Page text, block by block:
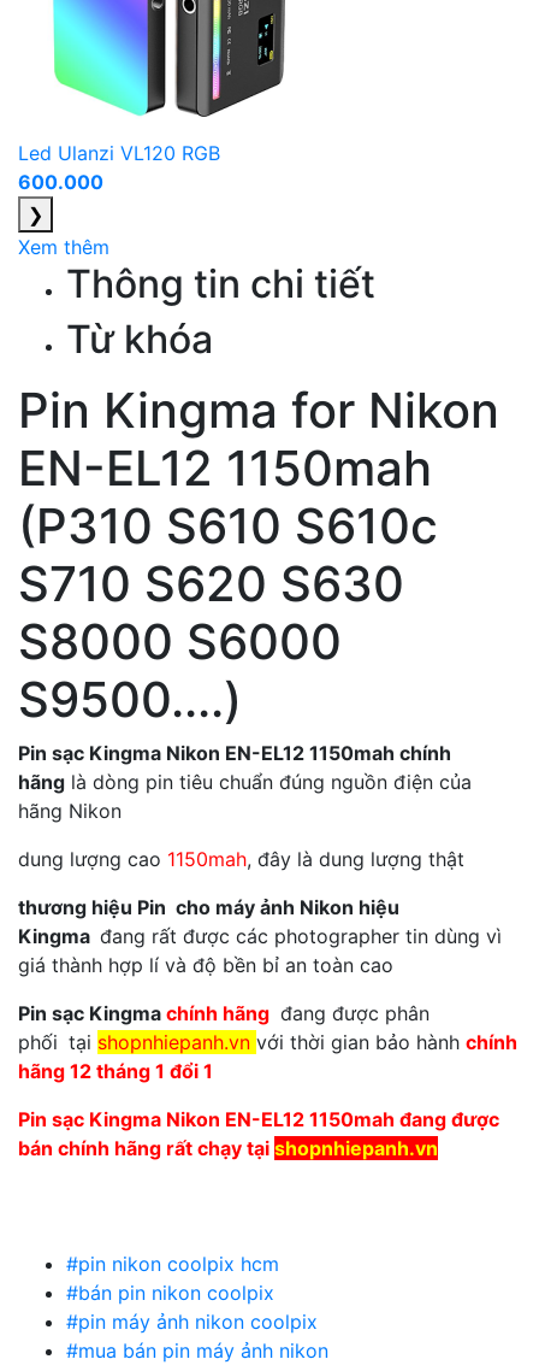
Led Ulanzi VL120 RGB
600.000
❯
Xem thêm
Thông tin chi tiết
Từ khóa
Pin Kingma for Nikon
EN-EL12 1150mah
(P310 S610 S610c
S710 S620 S630
S8000 S6000
S9500....)
Pin sạc Kingma Nikon EN-EL12 1150mah chính
hãng là dòng pin tiêu chuẩn đúng nguồn điện của
hãng Nikon
dung lượng cao 1150mah, đây là dung lượng thật
thương hiệu Pin cho máy ảnh Nikon hiệu
Kingma đang rất được các photographer tin dùng vì
giá thành hợp lí và độ bền bỉ an toàn cao
Pin sạc Kingma chính hãng đang được phân
phối tại shopnhiepanh.vn với thời gian bảo hành chính
hãng 12 tháng 1 đổi 1
Pin sạc Kingma Nikon EN-EL12 1150mah đang được
bán chính hãng rất chạy tại shopnhiepanh.vn
#pin nikon coolpix hcm
#bán pin nikon coolpix
#pin máy ảnh nikon coolpix
#mua bán pin máy ảnh nikon